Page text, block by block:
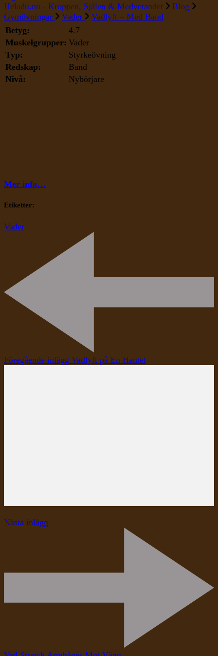
Vadlyft
–
Med
Band
Heladu.nu - Kroppen, Själen & Medvetandet
Blog
Gymövningar
Vader
Vadlyft – Med Band
Betyg:
4.7
Muskelgrupper: Vader
Typ:
Styrkeövning
Redskap:
Band
Nivå:
Nybörjare
Mer info…
Etiketter:
Vader
Inläggsnavigering
Föregående inlägg Vadlyft på En Hantel
Nästa inlägg